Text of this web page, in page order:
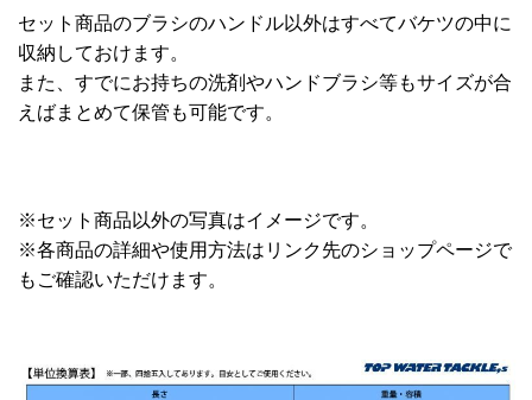
セット商品のブラシのハンドル以外はすべてバケツの中に
収納しておけます。
また、すでにお持ちの洗剤やハンドブラシ等もサイズが合
えばまとめて保管も可能です。
※セット商品以外の写真はイメージです。
※各商品の詳細や使用方法はリンク先のショップページで
もご確認いただけます。